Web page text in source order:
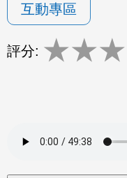
互動專區
評分: ★★★